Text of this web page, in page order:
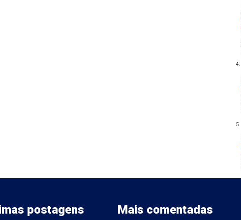
postagens Mais comentadas